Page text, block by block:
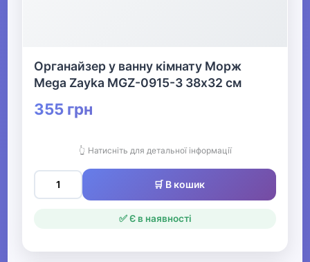
Органайзер у ванну кімнату Морж
Mega Zayka MGZ-0915-3 38х32 см
355 грн
👆 Натисніть для детальної інформації
🛒 В кошик
✅ Є в наявності